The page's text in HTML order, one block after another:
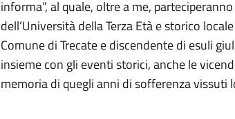
informa”, al quale, oltre a me,
dell’Università della Terza Età e storico
Comune di Trecate e discendente di esuli
insieme con gli eventi storici, anche le
memoria di quegli anni di sofferenza vissuti